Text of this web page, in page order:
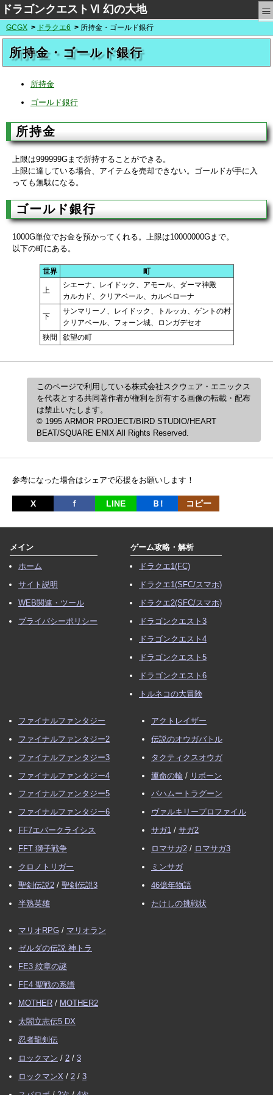
ドラゴンクエストⅥ 幻の大地 ≡
GCGX ドラクエ6 所持金・ゴールド銀行
所持金・ゴールド銀行
所持金
ゴールド銀行
所持金
上限は999999Gまで所持することができる。
上限に達している場合、アイテムを売却できない。ゴールドが手に入
っても無駄になる。
ゴールド銀行
1000G単位でお金を預かってくれる。上限は10000000Gまで。
以下の町にある。
世界 町
上
シエーナ、レイドック、アモール、ダーマ神殿
カルカド、クリアベール、カルベローナ
下
サンマリーノ、レイドック、トルッカ、ゲントの村
クリアベール、フォーン城、ロンガデセオ
狭間
欲望の町
このページで利用している株式会社スクウェア・エニックス
を代表とする共同著作者が権利を所有する画像の転載・配布
は禁止いたします。
© 1995 ARMOR PROJECT/BIRD STUDIO/HEART
BEAT/SQUARE ENIX All Rights Reserved.
参考になった場合はシェアで応援をお願いします！
X ｆ LINE Ｂ! コピー
メイン
ホーム
サイト説明
WEB関連・ツール
プライバシーポリシー
ゲーム攻略・解析
ドラクエ1(FC)
ドラクエ1(SFC/スマホ)
ドラクエ2(SFC/スマホ)
ドラゴンクエスト3
ドラゴンクエスト4
ドラゴンクエスト5
ドラゴンクエスト6
トルネコの大冒険
ファイナルファンタジー
ファイナルファンタジー2
ファイナルファンタジー3
ファイナルファンタジー4
ファイナルファンタジー5
ファイナルファンタジー6
FF7エバークライシス
FFT 獅子戦争
クロノトリガー
聖剣伝説2 / 聖剣伝説3
半熟英雄
アクトレイザー
伝説のオウガバトル
タクティクスオウガ
運命の輪 / リボーン
バハムートラグーン
ヴァルキリープロファイル
サガ1 / サガ2
ロマサガ2 / ロマサガ3
ミンサガ
46億年物語
たけしの挑戦状
マリオRPG / マリオラン
ゼルダの伝説 神トラ
FE3 紋章の謎
FE4 聖戦の系譜
MOTHER / MOTHER2
太閤立志伝5 DX
忍者龍剣伝
ロックマン / 2 / 3
ロックマンX / 2 / 3